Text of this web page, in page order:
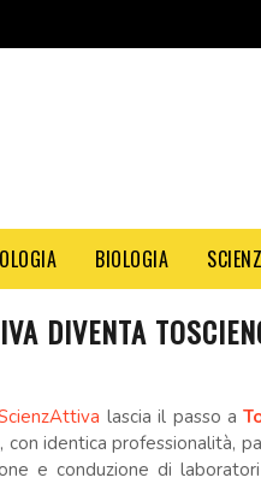
BIOLOGIA
DIVENTA
lascia il passo a
identica professionalità,
e conduzione di